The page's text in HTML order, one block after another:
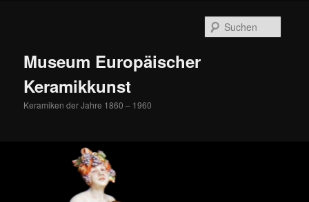
Museum Europäischer
Keramikkunst
Keramiken der Jahre 1860 – 1960